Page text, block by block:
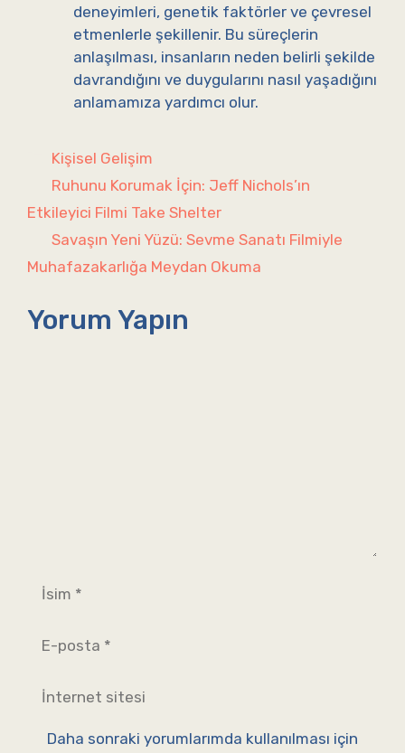
deneyimleri, genetik faktörler ve çevresel
etmenlerle şekillenir. Bu süreçlerin
anlaşılması, insanların neden belirli şekilde
davrandığını ve duygularını nasıl yaşadığını
anlamamıza yardımcı olur.
Kategoriler
Kişisel Gelişim
Ruhunu Korumak İçin: Jeff Nichols’ın
Etkileyici Filmi Take Shelter
Savaşın Yeni Yüzü: Sevme Sanatı Filmiyle
Muhafazakarlığa Meydan Okuma
Yorum Yapın
İsim
posta
İnternet
sitesi
Daha sonraki yorumlarımda kullanılması için